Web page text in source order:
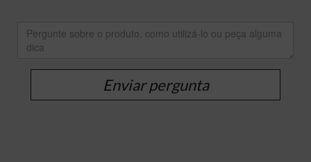
Enviar pergunta